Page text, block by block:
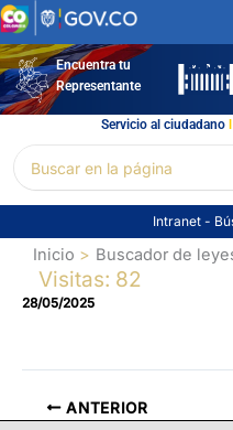
Ir
al
contenidoEncuentra tu
Representante
Servicio al ciudadano l
por:
Intranet -
Inicio Buscador de
Visitas: 82
28/05/2025
ANTERIOR